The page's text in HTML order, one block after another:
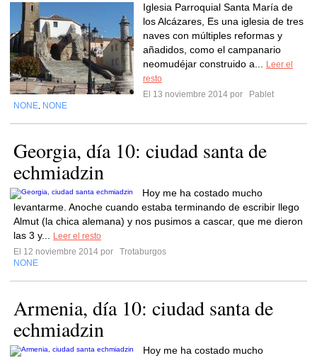
Iglesia Parroquial Santa María de
los Alcázares, Es una iglesia de tres
naves con múltiples reformas y
añadidos, como el campanario
neomudéjar construido a...
Leer el
resto
El 13 noviembre 2014 por
Pablet
NONE NONE
Georgia, día 10: ciudad santa de
echmiadzin
Hoy me ha costado mucho
levantarme. Anoche cuando estaba terminando de escribir llego
Almut (la chica alemana) y nos pusimos a cascar, que me dieron
las 3 y...
Leer el resto
El 12 noviembre 2014 por
Trotaburgos
NONE
Armenia, día 10: ciudad santa de
echmiadzin
Hoy me ha costado mucho